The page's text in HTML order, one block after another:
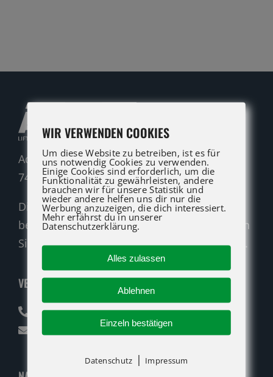
Adolf-Heim-Straße 14
74321 Bietigheim-Bissingen
Die ATG LIFT Profis für Verkauf und Service
beraten Sie gerne. Rufen Sie an oder nutzen
Sie unser Kontaktformular für eine Anfrage.
VERKAUF
07142 94712-30
verkauf@atglift.de
WIR VERWENDEN COOKIES
Um diese Website zu betreiben, ist es für
uns notwendig Cookies zu verwenden.
Einige Cookies sind erforderlich, um die
Funktionalität zu gewährleisten, andere
brauchen wir für unsere Statistik und
wieder andere helfen uns dir nur die
Werbung anzuzeigen, die dich interessiert.
Mehr erfährst du in unserer
Datenschutzerklärung.
Alles zulassen
Ablehnen
Einzeln bestätigen
Datenschutz | Impressum